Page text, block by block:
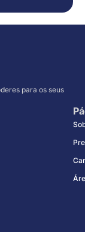
para os seus